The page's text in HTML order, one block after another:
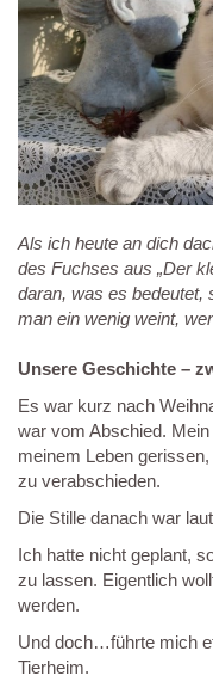
Als ich heute an dich
des Fuchses aus „Der
daran, was es
man ein wenig weint,
Unsere Geschichte –
Es war kurz nach
war vom Abschied.
meinem Leben
zu verabschieden.
Die Stille danach war
Ich hatte nicht geplant,
zu lassen. Eigentlich
werden.
Und doch…führte mich
Tierheim.